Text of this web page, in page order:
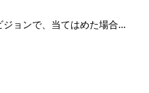
ョンで、当てはめた場合…